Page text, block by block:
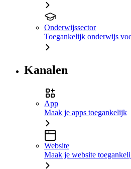
Onderwijssector
Toegankelijk onderwijs
Kanalen
App
Maak je apps toegankelijk
Website
Maak je website